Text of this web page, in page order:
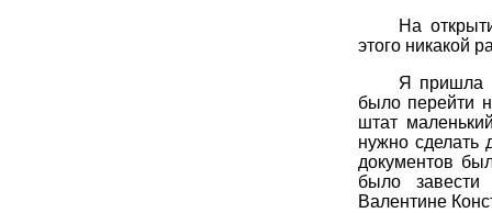
На
этого никакой
Я пришла
было перейти
штат
нужно сделать
документов
было
Валентине